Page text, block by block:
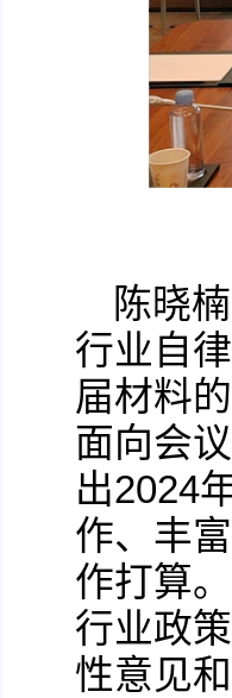
陈晓
行业自
届材料
面向会
出2024
作、丰
作打算
行业政
性意见